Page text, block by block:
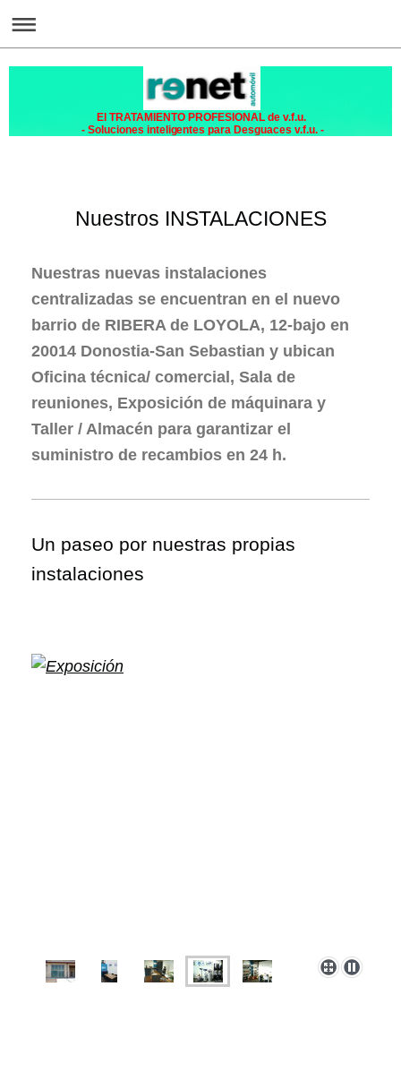
El TRATAMIENTO PROFESIONAL de v.f.u.
- Soluciones inteligentes para Desguaces v.f.u. -
Nuestros INSTALACIONES
Nuestras nuevas instalaciones
centralizadas se encuentran en el nuevo
barrio de RIBERA de LOYOLA, 12-bajo en
20014 Donostia-San Sebastian y ubican
Oficina técnica/ comercial, Sala de
reuniones, Exposición de máquinara y
Taller / Almacén para garantizar el
suministro de recambios en 24 h.
Un paseo por nuestras propias
instalaciones